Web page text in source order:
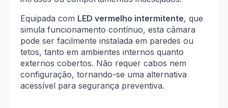
Equipada com LED vermelho intermitente, que
simula funcionamento contínuo, esta câmara
pode ser facilmente instalada em paredes ou
tetos, tanto em ambientes internos quanto
externos cobertos. Não requer cabos nem
configuração, tornando-se uma alternativa
acessível para segurança preventiva.